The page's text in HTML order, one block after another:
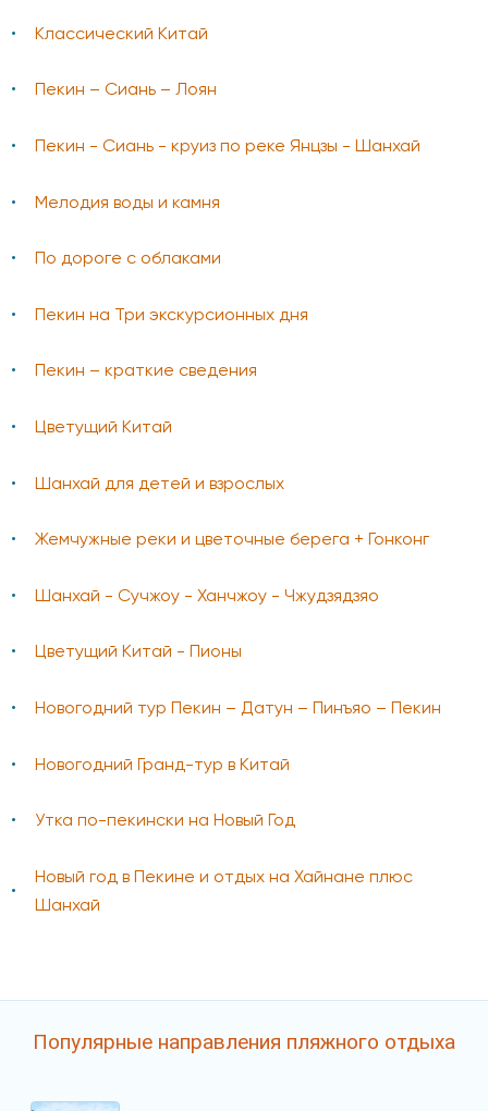
Классический Китай
Пекин – Сиань – Лоян
Пекин - Сиань - круиз по реке Янцзы - Шанхай
Мелодия воды и камня
По дороге с облаками
Пекин на Три экскурсионных дня
Пекин – краткие сведения
Цветущий Китай
Шанхай для детей и взрослых
Жемчужные реки и цветочные берега + Гонконг
Шанхай - Сучжоу - Ханчжоу - Чжудзядзяо
Цветущий Китай - Пионы
Новогодний тур Пекин – Датун – Пинъяо – Пекин
Новогодний Гранд-тур в Китай
Утка по-пекински на Новый Год
Новый год в Пекине и отдых на Хайнане плюс
Шанхай
Популярные направления пляжного отдыха